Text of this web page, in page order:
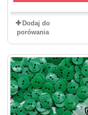
Dodaj do
porówania